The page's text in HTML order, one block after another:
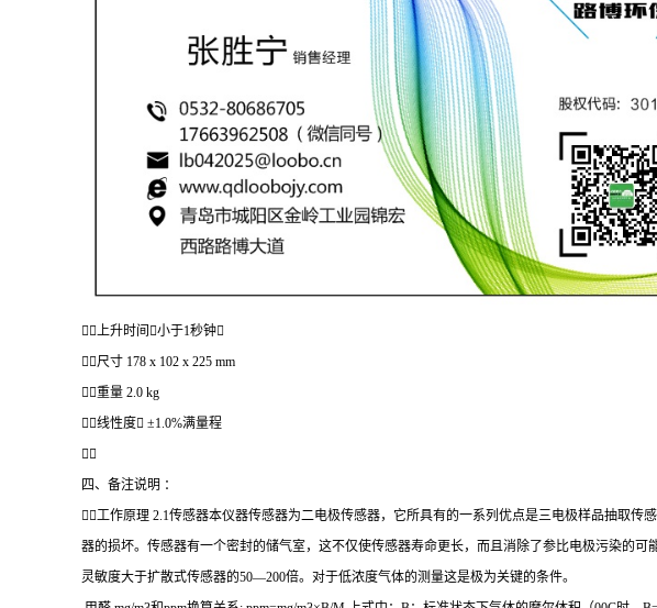
上升时间小于1秒钟
尺寸 178 x 102 x 225 mm
重量 2.0 kg
线性度 ±1.0%满量程

四、备注说明 ：
工作原理 2.1传感器本仪器传感器为二电极传感器，它所具有的一系列优点是三电极样品抽取
器的损坏。传感器有一个密封的储气室，这不仅使传感器寿命更长，而且消除了参比电极污染的
灵敏度大于扩散式传感器的50—200倍。对于低浓度气体的测量这是极为关键的条件。